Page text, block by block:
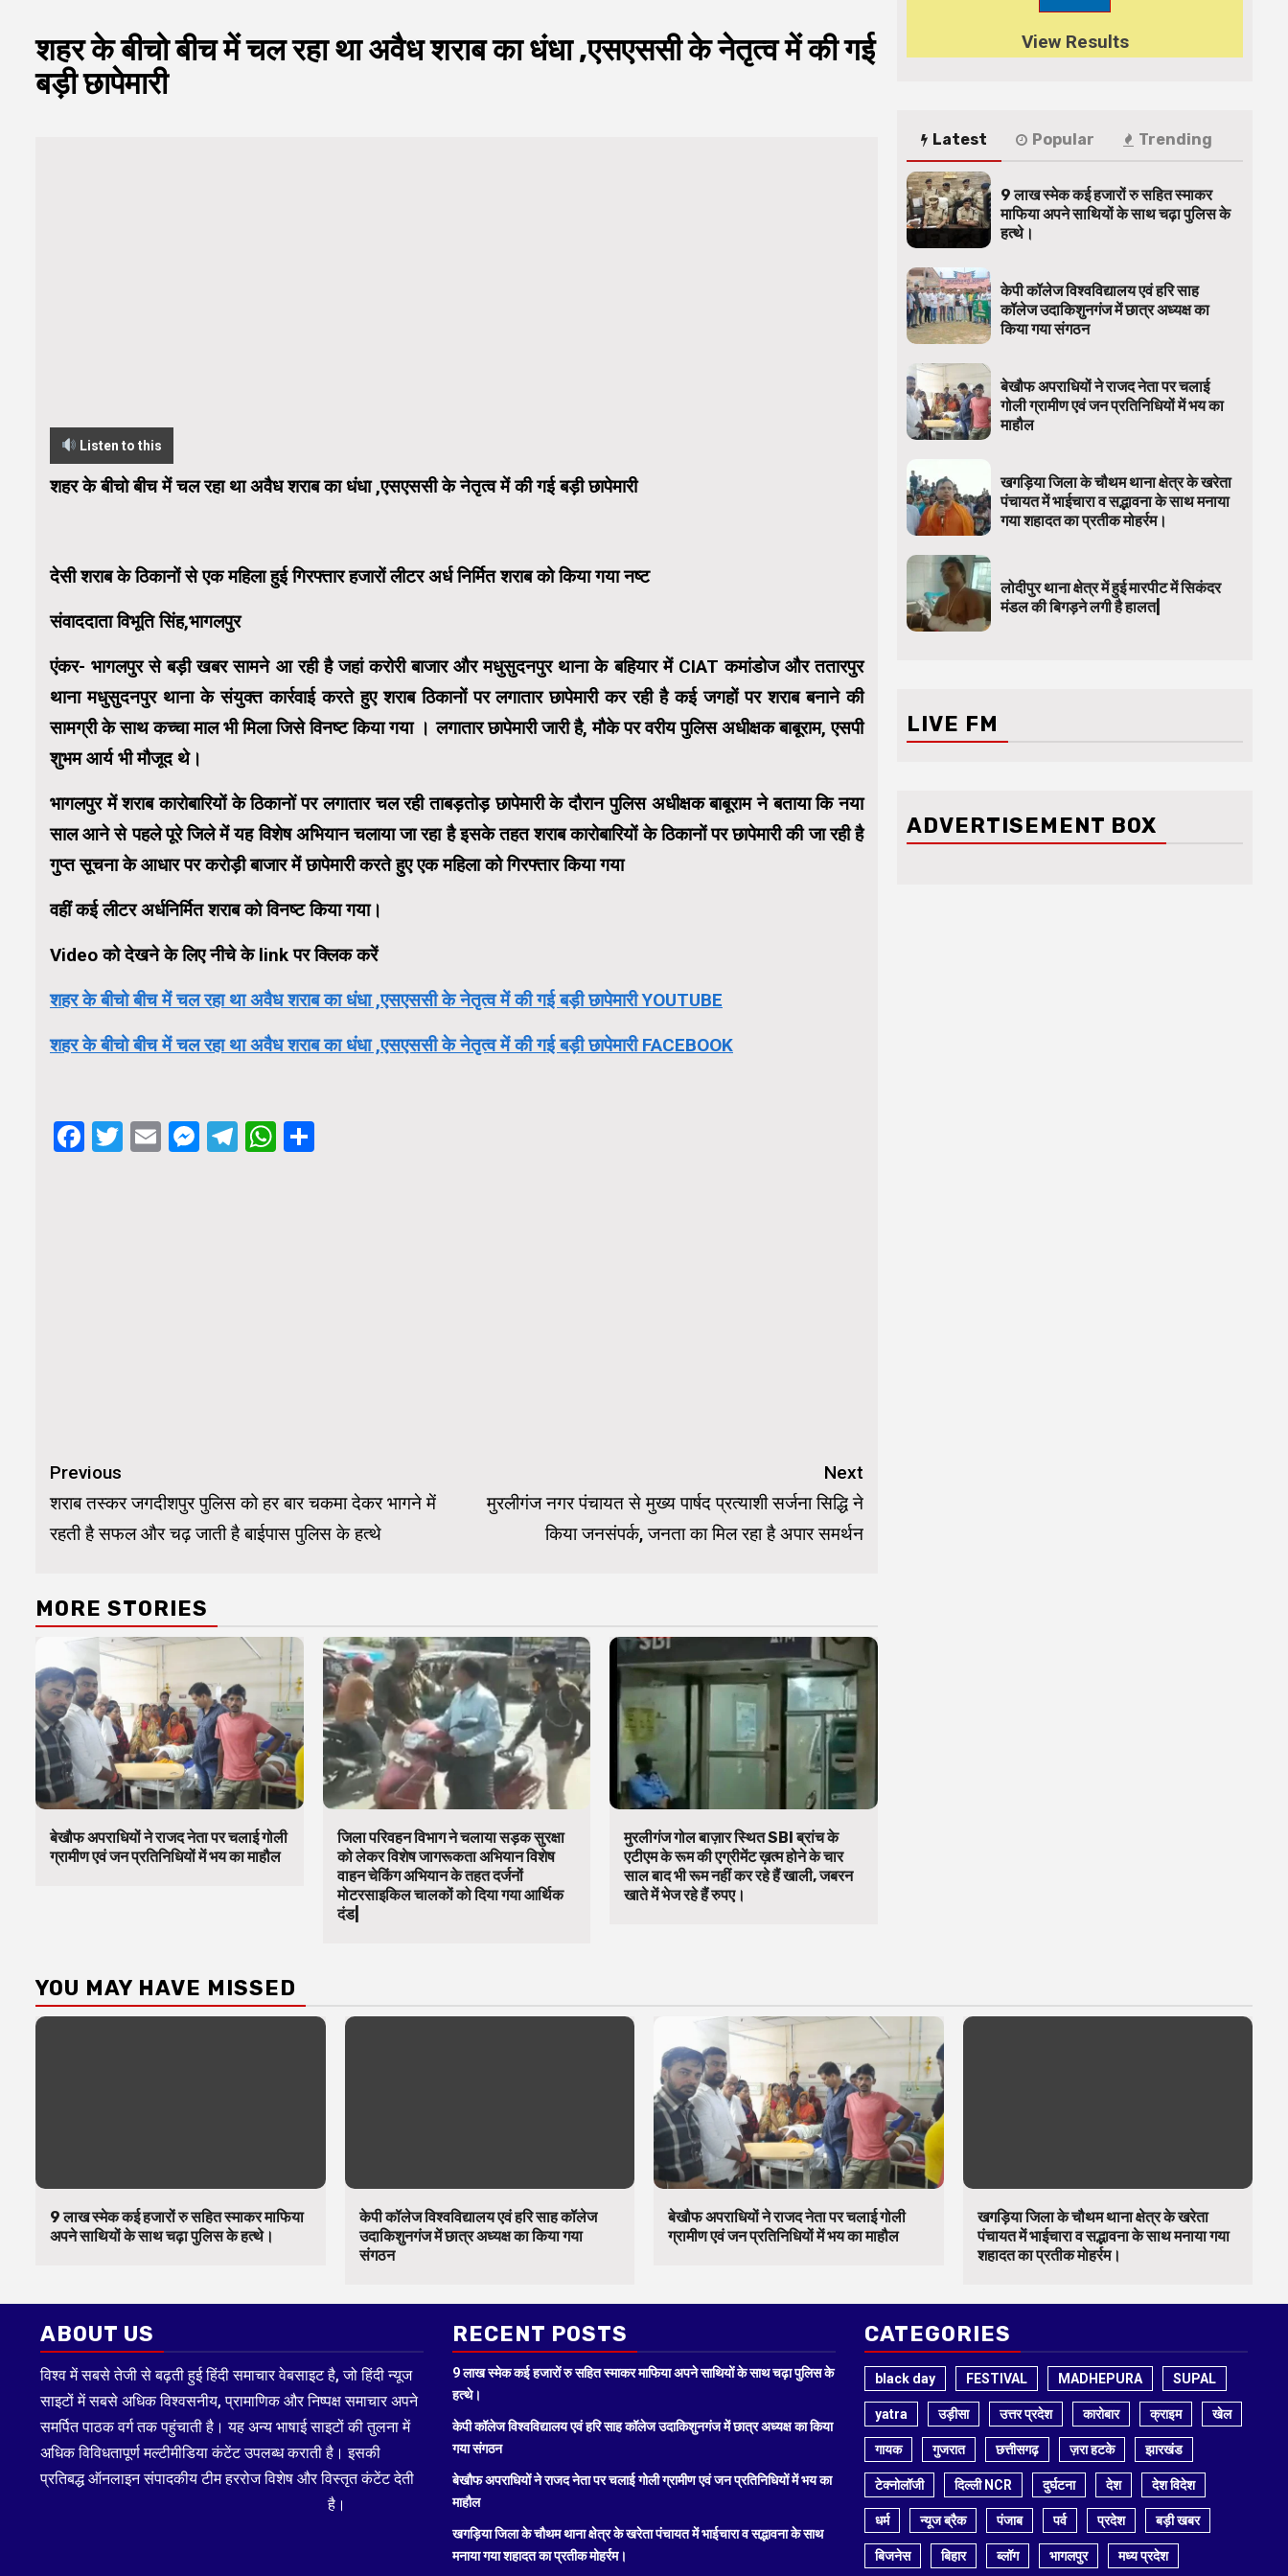
शहर के बीचो बीच में चल रहा था अवैध शराब का धंधा ,एसएससी के नेतृत्व में की गई
बड़ी छापेमारी
Listen to this
शहर के बीचो बीच में चल रहा था अवैध शराब का धंधा ,एसएससी के नेतृत्व में की गई बड़ी छापेमारी
देसी शराब के ठिकानों से एक महिला हुई गिरफ्तार हजारों लीटर अर्ध निर्मित शराब को किया गया नष्ट
संवाददाता विभूति सिंह,भागलपुर
एंकर- भागलपुर से बड़ी खबर सामने आ रही है जहां करोरी बाजार और मधुसुदनपुर थाना के बहियार में CIAT कमांडोज और ततारपुर
थाना मधुसुदनपुर थाना के संयुक्त कार्रवाई करते हुए शराब ठिकानों पर लगातार छापेमारी कर रही है कई जगहों पर शराब बनाने की
सामग्री के साथ कच्चा माल भी मिला जिसे विनष्ट किया गया । लगातार छापेमारी जारी है, मौके पर वरीय पुलिस अधीक्षक बाबूराम, एसपी
शुभम आर्य भी मौजूद थे।
भागलपुर में शराब कारोबारियों के ठिकानों पर लगातार चल रही ताबड़तोड़ छापेमारी के दौरान पुलिस अधीक्षक बाबूराम ने बताया कि नया
साल आने से पहले पूरे जिले में यह विशेष अभियान चलाया जा रहा है इसके तहत शराब कारोबारियों के ठिकानों पर छापेमारी की जा रही है
गुप्त सूचना के आधार पर करोड़ी बाजार में छापेमारी करते हुए एक महिला को गिरफ्तार किया गया
वहीं कई लीटर अर्धनिर्मित शराब को विनष्ट किया गया।
Video को देखने के लिए नीचे के link पर क्लिक करें
शहर के बीचो बीच में चल रहा था अवैध शराब का धंधा ,एसएससी के नेतृत्व में की गई बड़ी छापेमारी YOUTUBE
शहर के बीचो बीच में चल रहा था अवैध शराब का धंधा ,एसएससी के नेतृत्व में की गई बड़ी छापेमारी FACEBOOK
Facebook
Twitter
EmailMessenger
Telegram
WhatsApp
Continue
Reading
Previous
शराब तस्कर जगदीशपुर पुलिस को हर बार चकमा देकर भागने में
रहती है सफल और चढ़ जाती है बाईपास पुलिस के हत्थे
Next
मुरलीगंज नगर पंचायत से मुख्य पार्षद प्रत्याशी सर्जना सिद्धि ने
किया जनसंपर्क, जनता का मिल रहा है अपार समर्थन
MORE STORIES
बेखौफ अपराधियों ने राजद नेता पर चलाई गोली
ग्रामीण एवं जन प्रतिनिधियों में भय का माहौल
जिला परिवहन विभाग ने चलाया सड़क सुरक्षा
को लेकर विशेष जागरूकता अभियान विशेष
वाहन चेकिंग अभियान के तहत दर्जनों
मोटरसाइकिल चालकों को दिया गया आर्थिक
दंड|
मुरलीगंज गोल बाज़ार स्थित SBI ब्रांच के
एटीएम के रूम की एग्रीमेंट ख़त्म होने के चार
साल बाद भी रूम नहीं कर रहे हैं खाली, जबरन
खाते में भेज रहे हैं रुपए।
View Results
Latest Popular Trending
9 लाख स्मेक कई हजारों रु सहित स्माकर
माफिया अपने साथियों के साथ चढ़ा पुलिस के
हत्थे।
केपी कॉलेज विश्वविद्यालय एवं हरि साह
कॉलेज उदाकिशुनगंज में छात्र अध्यक्ष का
किया गया संगठन
बेखौफ अपराधियों ने राजद नेता पर चलाई
गोली ग्रामीण एवं जन प्रतिनिधियों में भय का
माहौल
खगड़िया जिला के चौथम थाना क्षेत्र के खरेता
पंचायत में भाईचारा व सद्भावना के साथ मनाया
गया शहादत का प्रतीक मोहर्रम।
लोदीपुर थाना क्षेत्र में हुई मारपीट में सिकंदर
मंडल की बिगड़ने लगी है हालत|
LIVE FM
ADVERTISEMENT BOX
YOU MAY HAVE MISSED
9 लाख स्मेक कई हजारों रु सहित स्माकर माफिया
अपने साथियों के साथ चढ़ा पुलिस के हत्थे।
केपी कॉलेज विश्वविद्यालय एवं हरि साह कॉलेज
उदाकिशुनगंज में छात्र अध्यक्ष का किया गया
संगठन
बेखौफ अपराधियों ने राजद नेता पर चलाई गोली
ग्रामीण एवं जन प्रतिनिधियों में भय का माहौल
खगड़िया जिला के चौथम थाना क्षेत्र के खरेता
पंचायत में भाईचारा व सद्भावना के साथ मनाया गया
शहादत का प्रतीक मोहर्रम।
ABOUT US
विश्व में सबसे तेजी से बढ़ती हुई हिंदी समाचार वेबसाइट है, जो हिंदी न्यूज
साइटों में सबसे अधिक विश्वसनीय, प्रामाणिक और निष्पक्ष समाचार अपने
समर्पित पाठक वर्ग तक पहुंचाती है। यह अन्य भाषाई साइटों की तुलना में
अधिक विविधतापूर्ण मल्टीमीडिया कंटेंट उपलब्ध कराती है। इसकी
प्रतिबद्ध ऑनलाइन संपादकीय टीम हररोज विशेष और विस्तृत कंटेंट देती
है।
RECENT POSTS
9 लाख स्मेक कई हजारों रु सहित स्माकर माफिया अपने साथियों के साथ चढ़ा पुलिस के
हत्थे।
केपी कॉलेज विश्वविद्यालय एवं हरि साह कॉलेज उदाकिशुनगंज में छात्र अध्यक्ष का किया
गया संगठन
बेखौफ अपराधियों ने राजद नेता पर चलाई गोली ग्रामीण एवं जन प्रतिनिधियों में भय का
माहौल
खगड़िया जिला के चौथम थाना क्षेत्र के खरेता पंचायत में भाईचारा व सद्भावना के साथ
मनाया गया शहादत का प्रतीक मोहर्रम।
CATEGORIES
black day FESTIVAL MADHEPURA SUPAL
yatra उड़ीसा उत्तर प्रदेश कारोबार क्राइम खेल
गायक गुजरात छत्तीसगढ़ ज़रा हटके झारखंड
टेक्नोलॉजी दिल्ली NCR दुर्घटना देश देश विदेश
धर्म न्यूज ब्रैक पंजाब पर्व प्रदेश बड़ी खबर
बिजनेस बिहार ब्लॉग भागलपुर मध्य प्रदेश